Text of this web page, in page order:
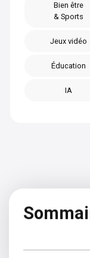
Bien être
& Sports
Jeux vidéo
Éducation
IA